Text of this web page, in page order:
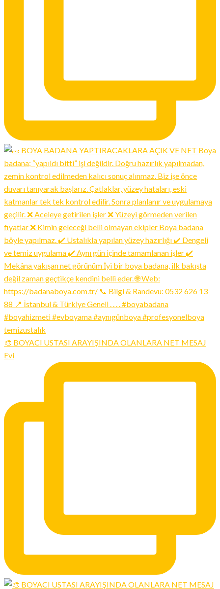
🎨 BOYACI USTASI ARAYIŞINDA OLANLARA NET MESAJ
Evi